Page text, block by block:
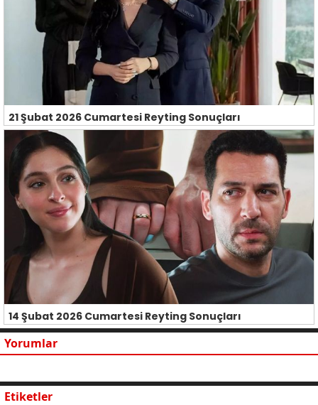
21 Şubat 2026 Cumartesi Reyting Sonuçları
14 Şubat 2026 Cumartesi Reyting Sonuçları
Yorumlar
Etiketler